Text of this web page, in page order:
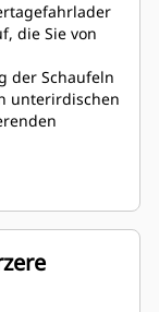
die Sie von
der Schaufeln
unterirdischen
Steifigkeit der
und
werden